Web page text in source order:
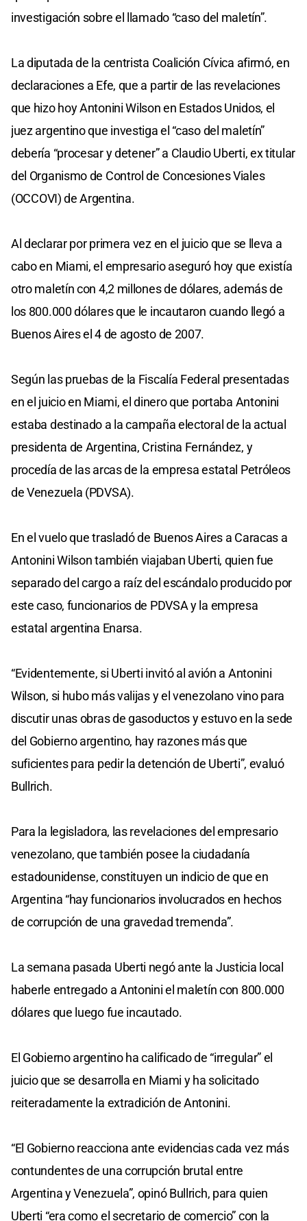
investigación sobre el llamado “caso del maletín”.
La diputada de la centrista Coalición Cívica afirmó, en
declaraciones a Efe, que a partir de las revelaciones
que hizo hoy Antonini Wilson en Estados Unidos, el
juez argentino que investiga el “caso del maletín”
debería “procesar y detener” a Claudio Uberti, ex titular
del Organismo de Control de Concesiones Viales
(OCCOVI) de Argentina.
Al declarar por primera vez en el juicio que se lleva a
cabo en Miami, el empresario aseguró hoy que existía
otro maletín con 4,2 millones de dólares, además de
los 800.000 dólares que le incautaron cuando llegó a
Buenos Aires el 4 de agosto de 2007.
Según las pruebas de la Fiscalía Federal presentadas
en el juicio en Miami, el dinero que portaba Antonini
estaba destinado a la campaña electoral de la actual
presidenta de Argentina, Cristina Fernández, y
procedía de las arcas de la empresa estatal Petróleos
de Venezuela (PDVSA).
En el vuelo que trasladó de Buenos Aires a Caracas a
Antonini Wilson también viajaban Uberti, quien fue
separado del cargo a raíz del escándalo producido por
este caso, funcionarios de PDVSA y la empresa
estatal argentina Enarsa.
“Evidentemente, si Uberti invitó al avión a Antonini
Wilson, si hubo más valijas y el venezolano vino para
discutir unas obras de gasoductos y estuvo en la sede
del Gobierno argentino, hay razones más que
suficientes para pedir la detención de Uberti”, evaluó
Bullrich.
Para la legisladora, las revelaciones del empresario
venezolano, que también posee la ciudadanía
estadounidense, constituyen un indicio de que en
Argentina “hay funcionarios involucrados en hechos
de corrupción de una gravedad tremenda”.
La semana pasada Uberti negó ante la Justicia local
haberle entregado a Antonini el maletín con 800.000
dólares que luego fue incautado.
El Gobierno argentino ha calificado de “irregular” el
juicio que se desarrolla en Miami y ha solicitado
reiteradamente la extradición de Antonini.
“El Gobierno reacciona ante evidencias cada vez más
contundentes de una corrupción brutal entre
Argentina y Venezuela”, opinó Bullrich, para quien
Uberti “era como el secretario de comercio” con la